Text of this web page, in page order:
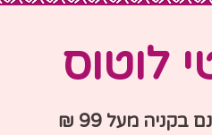
לוטוס
בקניה מעל 99 ₪